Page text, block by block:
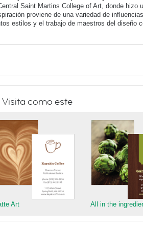
Saint Martins College of Art, donde hizo
proviene de una variedad de
estilos y el trabajo de maestros del diseño
como este
Art All in the